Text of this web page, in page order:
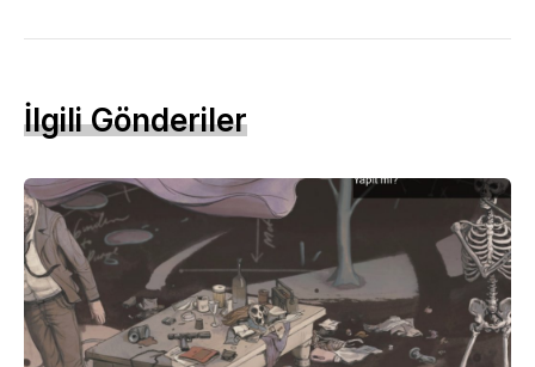
İlgili Gönderiler